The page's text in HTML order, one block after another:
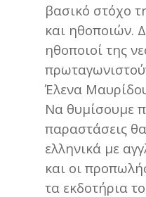
βασικό στόχο
και ηθοποιών.
ηθοποιοί της
Έλενα
Να θυμίσουμε
παραστάσεις
ελληνικά με
και οι
τα εκδοτήρια